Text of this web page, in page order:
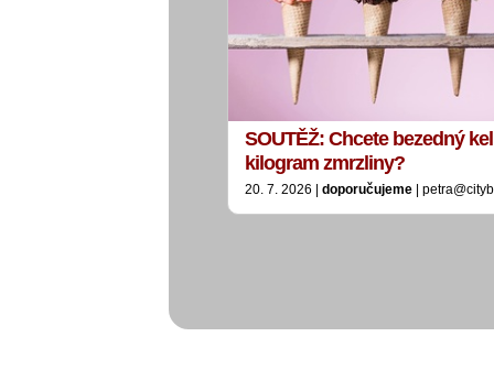
SOUTĚŽ: Chcete bezedný
kilogram zmrzliny?
20. 7. 2026 | doporučujeme |